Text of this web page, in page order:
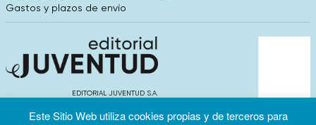
Gastos y plazos de envío
EDITORIAL JUVENTUD S.A.
info@editorialjuventud.es
Este Sitio Web utiliza cookies propias y de terceros para